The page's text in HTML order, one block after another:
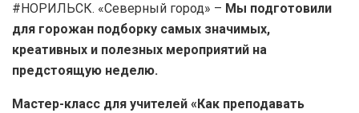
#НОРИЛЬСК. «Северный город» – Мы подготовили
для горожан подборку самых значимых,
креативных и полезных мероприятий на
предстоящую неделю.
Мастер-класс для учителей «Как преподавать